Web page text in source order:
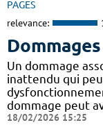
PAGES
relevance:
Un dommage
inattendu qui
dommage peut
18/02/2026 15:25